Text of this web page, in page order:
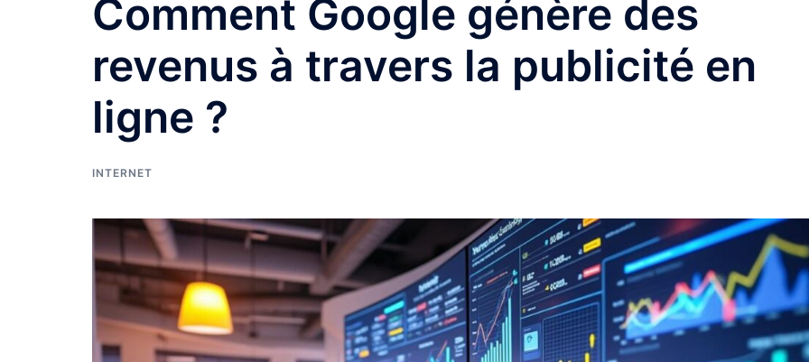
Comment Google génère des
revenus à travers la publicité en
ligne ?
INTERNET